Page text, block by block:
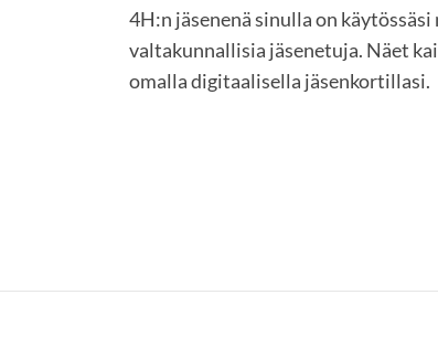
4H:n jäsenenä sinulla on
valtakunnallisia jäsenetuja. Näet
omalla digitaalisella jäsenkortillasi.